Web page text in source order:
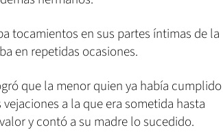
tocamientos en sus partes íntimas de la
en repetidas ocasiones.
que la menor quien ya había cumplido
a la que era sometida hasta
y contó a su madre lo sucedido.